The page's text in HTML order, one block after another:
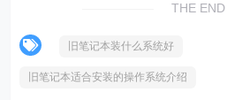
THE END
旧笔记本装什么系统好
旧笔记本适合安装的操作系统介绍